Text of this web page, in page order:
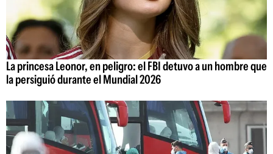
La princesa Leonor, en peligro: el FBI detuvo a un hombre que
la persiguió durante el Mundial 2026